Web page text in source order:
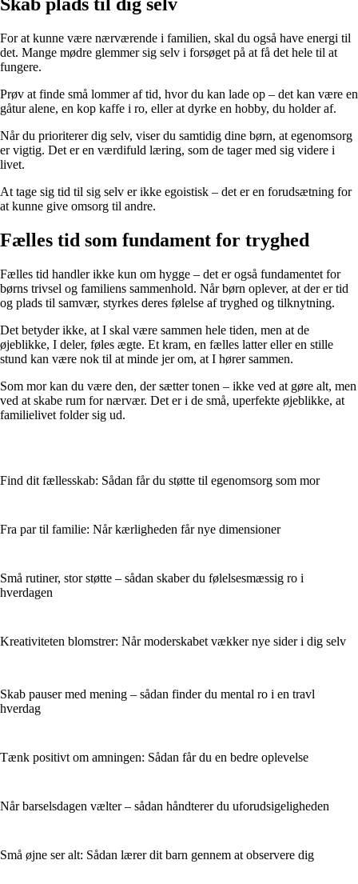
For at kunne være nærværende i familien, skal du også have energi til
det. Mange mødre glemmer sig selv i forsøget på at få det hele til at
fungere.
Prøv at finde små lommer af tid, hvor du kan lade op – det kan være en
gåtur alene, en kop kaffe i ro, eller at dyrke en hobby, du holder af.
Når du prioriterer dig selv, viser du samtidig dine børn, at egenomsorg
er vigtig. Det er en værdifuld læring, som de tager med sig videre i
livet.
At tage sig tid til sig selv er ikke egoistisk – det er en forudsætning for
at kunne give omsorg til andre.
Fælles tid som fundament for tryghed
Fælles tid handler ikke kun om hygge – det er også fundamentet for
børns trivsel og familiens sammenhold. Når børn oplever, at der er tid
og plads til samvær, styrkes deres følelse af tryghed og tilknytning.
Det betyder ikke, at I skal være sammen hele tiden, men at de
øjeblikke, I deler, føles ægte. Et kram, en fælles latter eller en stille
stund kan være nok til at minde jer om, at I hører sammen.
Som mor kan du være den, der sætter tonen – ikke ved at gøre alt, men
ved at skabe rum for nærvær. Det er i de små, uperfekte øjeblikke, at
familielivet folder sig ud.
Find dit fællesskab: Sådan får du støtte til egenomsorg som mor
Fra par til familie: Når kærligheden får nye dimensioner
Små rutiner, stor støtte – sådan skaber du følelsesmæssig ro i
hverdagen
Kreativiteten blomstrer: Når moderskabet vækker nye sider i dig selv
Skab pauser med mening – sådan finder du mental ro i en travl
hverdag
Tænk positivt om amningen: Sådan får du en bedre oplevelse
Når barselsdagen vælter – sådan håndterer du uforudsigeligheden
Små øjne ser alt: Sådan lærer dit barn gennem at observere dig